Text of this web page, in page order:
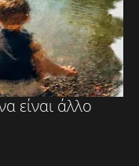
είναι άλλο